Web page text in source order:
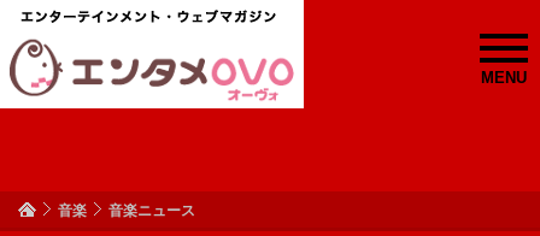
MENU
音楽 音楽ニュース